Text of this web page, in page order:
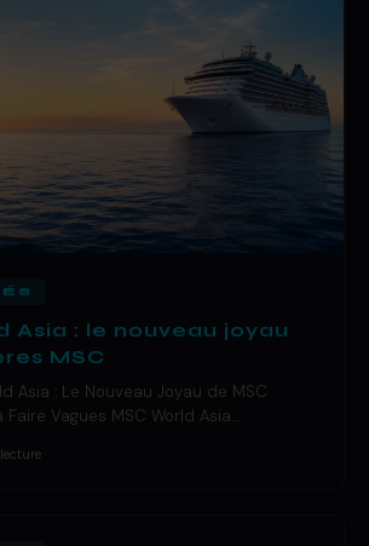
Asia : le nouveau joyau
MSC
Asia : Le Nouveau Joyau de MSC
Vagues MSC World Asia…